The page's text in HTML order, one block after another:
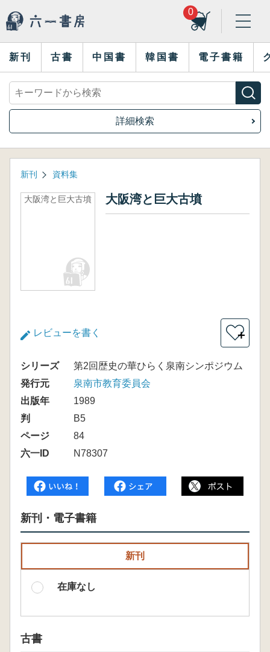
0
新刊 古書 中国書 韓国書 電子書籍
詳細検索
新刊 資料集
大阪湾と巨大古墳 大阪湾と巨大古墳
レビューを書く ＋
シリーズ
第2回歴史の華ひらく泉南シンポジウム
発行元
泉南市教育委員会
出版年
1989
判
B5
ページ
84
六一ID
N78307
新刊・電子書籍
新刊
在庫なし
古書